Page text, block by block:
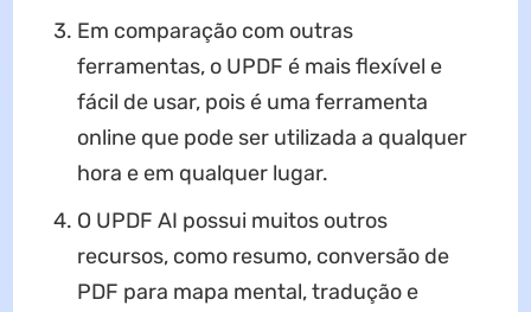
Em comparação com outras
ferramentas, o UPDF é mais flexível e
fácil de usar, pois é uma ferramenta
online que pode ser utilizada a qualquer
hora e em qualquer lugar.
O UPDF AI possui muitos outros
recursos, como resumo, conversão de
PDF para mapa mental, tradução e